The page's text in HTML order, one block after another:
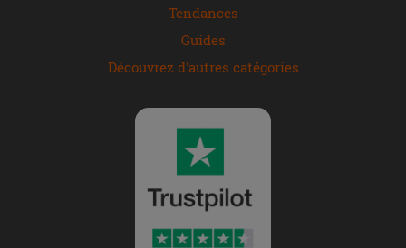
Tendances
Guides
Découvrez d'autres catégories